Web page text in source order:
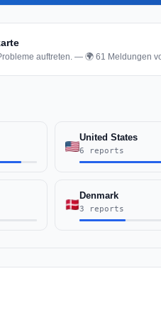
auftreten. — 🌍 61 Meldungen
United States
6 reports
Denmark
3 reports